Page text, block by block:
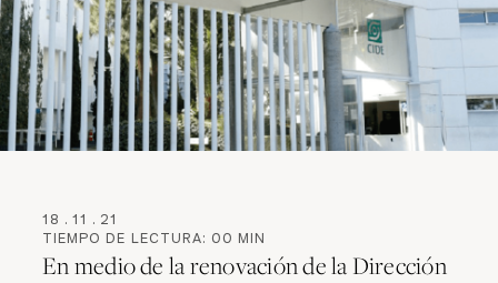
18 . 11 . 21
TIEMPO DE LECTURA: 00 MIN
En medio de la renovación de la Dirección